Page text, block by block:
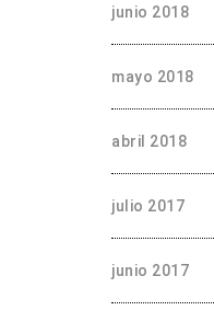
junio 2018
mayo 2018
abril 2018
julio 2017
junio 2017